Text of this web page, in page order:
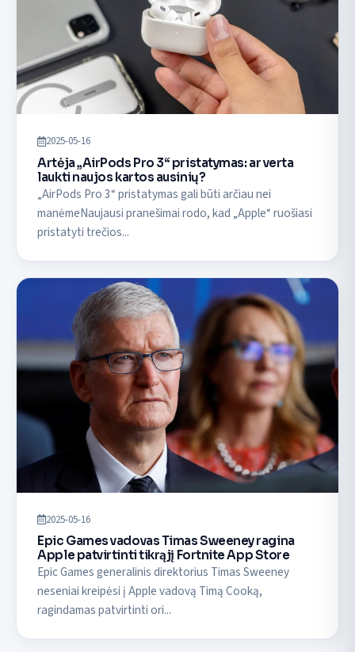
2025-05-16
Artėja „AirPods Pro 3“ pristatymas: ar verta
laukti naujos kartos ausinių?
„AirPods Pro 3“ pristatymas gali būti arčiau nei
manėmeNaujausi pranešimai rodo, kad „Apple“ ruošiasi
pristatyti trečios...
2025-05-16
Epic Games vadovas Timas Sweeney ragina
Apple patvirtinti tikrąjį Fortnite App Store
Epic Games generalinis direktorius Timas Sweeney
neseniai kreipėsi į Apple vadovą Timą Cooką,
ragindamas patvirtinti ori...